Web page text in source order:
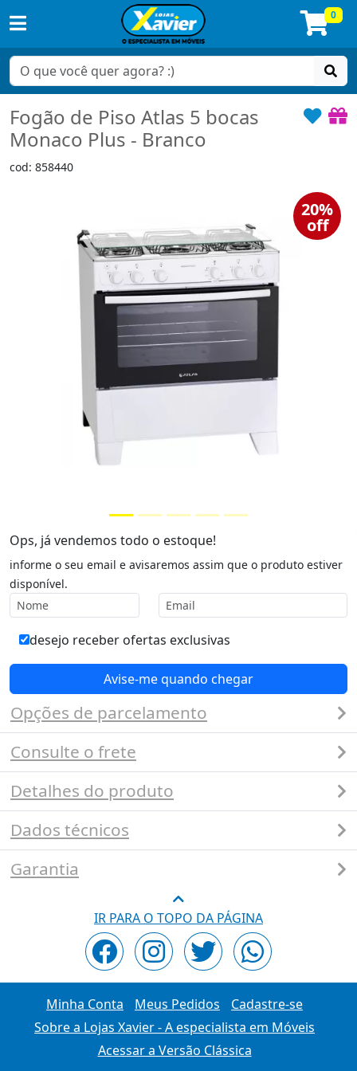
0
Fogão de Piso Atlas 5 bocas
Monaco Plus - Branco
cod: 858440
20%
off
Ops, já vendemos todo o estoque!
informe o seu email e avisaremos assim que o produto estiver
disponível.
desejo receber ofertas exclusivas
Avise-me quando chegar
Opções de parcelamento
Consulte o frete
Detalhes do produto
Dados técnicos
Garantia
IR PARA O TOPO DA PÁGINA
Minha Conta Meus Pedidos
Cadastre-se
Sobre a Lojas Xavier - A especialista em Móveis
Acessar a Versão Clássica